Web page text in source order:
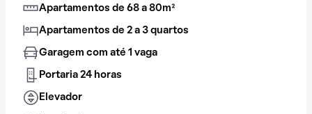
Apartamentos de 68 a 80m²
Apartamentos de 2 a 3 quartos
Garagem com até 1 vaga
Portaria 24 horas
Elevador